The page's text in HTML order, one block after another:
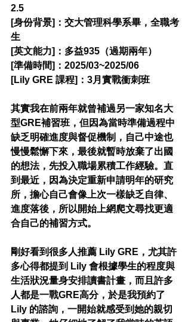
2.5
[身份背景]：交大管理科學系畢，全職考
生
[英文能力]：多益935（過期兩年）
[準備時間]：2025/03~2025/06
[Lily GRE 課程]：3月實戰衝刺班
其實我在前兩年就曾補過另一家知名大
型GRE補習班，但因為當時準備過程中
缺乏明確進度與督促機制，自己中途也
慢慢鬆懈下來，最後就暫時放棄了出國
的想法，先投入職場累積工作經驗。直
到最近，因為決定重新申請明年的研究
所，擔心自己會像上次一樣缺乏自律、
進度落後，所以開始上網爬文尋找更適
合自己的補習方式。
剛好看到很多人推薦 Lily GRE，尤其許
多心得都提到 Lily 會根據學生的程度與
生活狀況量身安排讀書計畫，而且許多
人都是一戰GRE高分，於是我預約了
Lily 的諮詢，一開始就感受到她的親切